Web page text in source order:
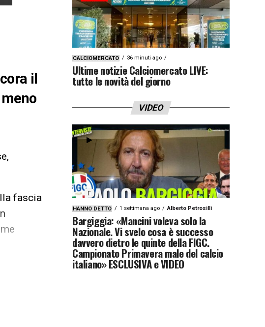
il
fascia
CALCIOMERCATO 36 minuti ago
Ultime notizie Calciomercato LIVE:
tutte le novità del giorno
VIDEO
HANNO DETTO 1 settimana ago Alberto Petrosilli
Bargiggia: «Mancini voleva solo la
Nazionale. Vi svelo cosa è successo
davvero dietro le quinte della FIGC.
Campionato Primavera male del calcio
italiano» ESCLUSIVA e VIDEO